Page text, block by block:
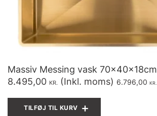
Massiv Messing vask 70x40x18cm
8.495,00 KR. (Inkl. moms) 6.796,00 KR.
TILFØJ TIL KURV